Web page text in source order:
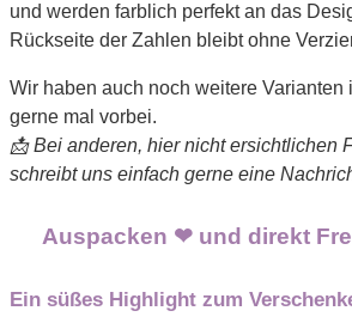
und werden farblich perfekt an das
Rückseite der Zahlen bleibt ohne
Wir haben auch noch weitere Varianten
gerne mal vorbei.
📩 Bei anderen, hier nicht ersichtlichen
schreibt uns einfach gerne eine
Auspacken ❤ und direkt
Ein süßes Highlight zum